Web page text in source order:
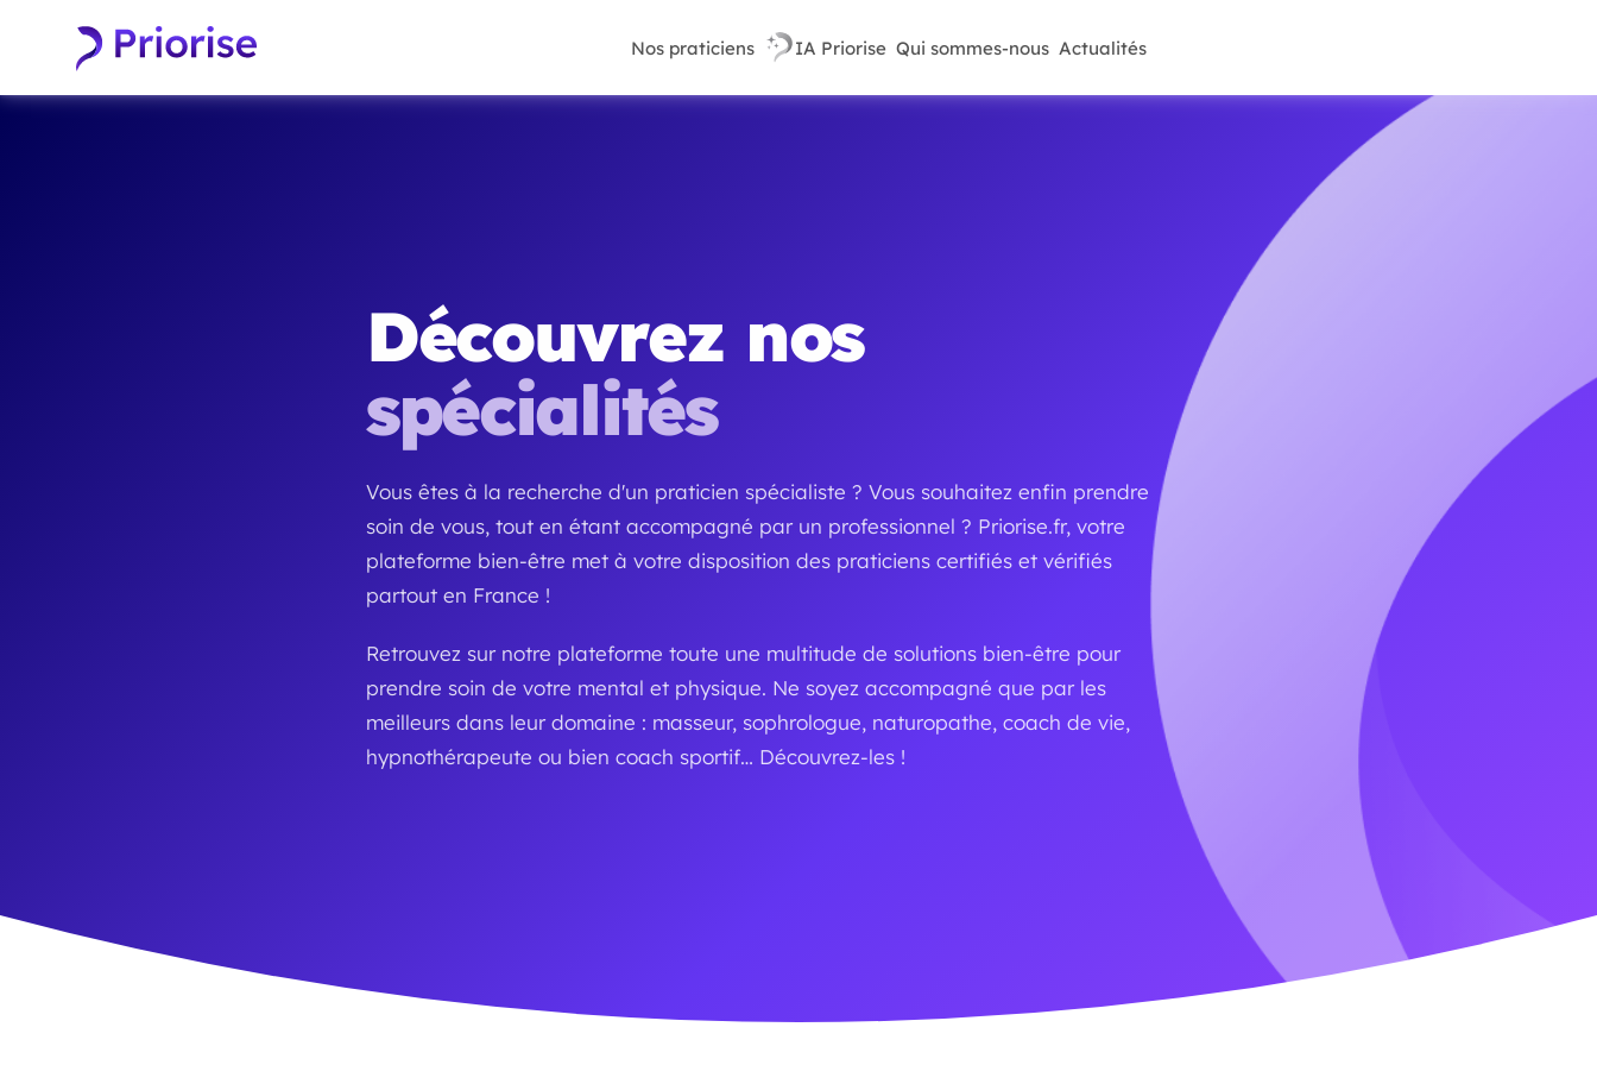
Nos praticiens IA Priorise Qui sommes-nous Actualités
Découvrez nos
spécialités
Vous êtes à la recherche d'un praticien spécialiste ? Vous souhaitez enfin prendre
soin de vous, tout en étant accompagné par un professionnel ? Priorise.fr, votre
plateforme bien-être met à votre disposition des praticiens certifiés et vérifiés
partout en France !
Retrouvez sur notre plateforme toute une multitude de solutions bien-être pour
prendre soin de votre mental et physique. Ne soyez accompagné que par les
meilleurs dans leur domaine : masseur, sophrologue, naturopathe, coach de vie,
hypnothérapeute ou bien coach sportif… Découvrez-les !